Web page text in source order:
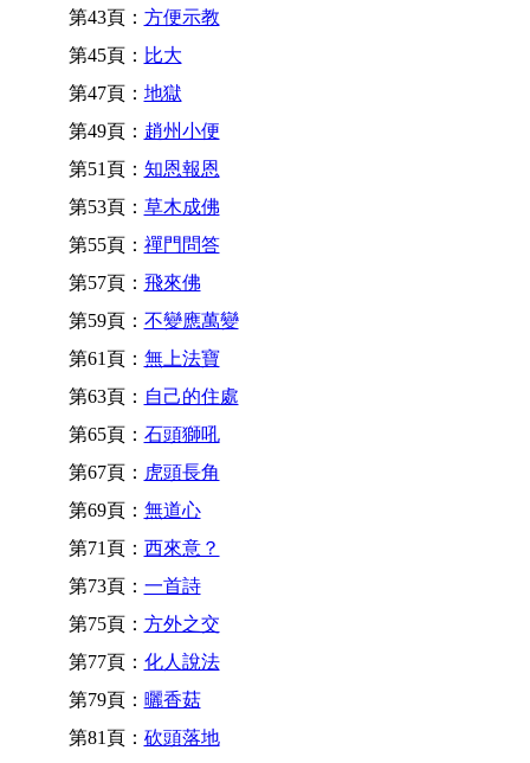
第43頁： 方便示教
第45頁： 比大
第47頁： 地獄
第49頁： 趙州小便
第51頁： 知恩報恩
第53頁： 草木成佛
第55頁： 禪門問答
第57頁： 飛來佛
第59頁： 不變應萬變
第61頁： 無上法寶
第63頁： 自己的住處
第65頁： 石頭獅吼
第67頁： 虎頭長角
第69頁： 無道心
第71頁： 西來意？
第73頁： 一首詩
第75頁： 方外之交
第77頁： 化人說法
第79頁： 曬香菇
第81頁： 砍頭落地